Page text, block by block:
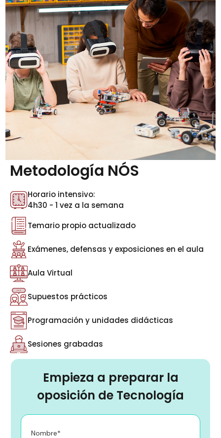
Metodología NÓS
Horario intensivo:
4h30 - 1 vez a la semana
Temario propio actualizado
Exámenes, defensas y exposiciones en el aula
Aula Virtual
Supuestos prácticos
Programación y unidades didácticas
Sesiones grabadas
Empieza a preparar la
oposición de Tecnología
Nombre*